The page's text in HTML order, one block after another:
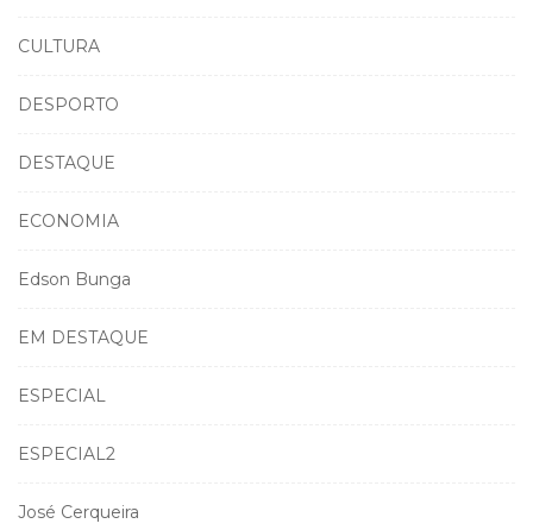
CULTURA
DESPORTO
DESTAQUE
ECONOMIA
Edson Bunga
EM DESTAQUE
ESPECIAL
ESPECIAL2
José Cerqueira